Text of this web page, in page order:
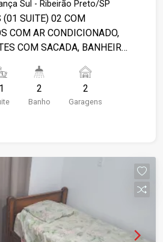
Sul - Ribeirão Preto/SP
(01 SUITE) 02 COM
COM AR CONDICIONADO,
COM SACADA, BANHEIRO
COZINHA PLANEJADA,
DE SERVIÇO COM
ÁREA DE LAZER
1 2
Banho
2
Garagens